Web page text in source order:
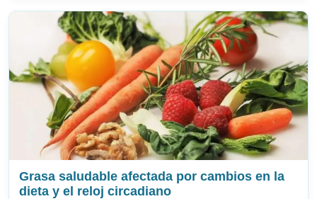
Grasa saludable afectada por cambios en la
dieta y el reloj circadiano